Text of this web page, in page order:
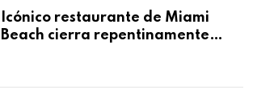
Icónico restaurante de Miami
Beach cierra repentinamente